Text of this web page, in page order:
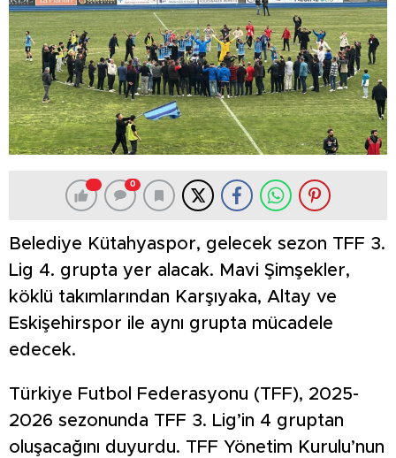
0
Belediye Kütahyaspor, gelecek sezon TFF 3.
Lig 4. grupta yer alacak. Mavi Şimşekler,
köklü takımlarından Karşıyaka, Altay ve
Eskişehirspor ile aynı grupta mücadele
edecek.
Türkiye Futbol Federasyonu (TFF), 2025-
2026 sezonunda TFF 3. Lig’in 4 gruptan
oluşacağını duyurdu. TFF Yönetim Kurulu’nun